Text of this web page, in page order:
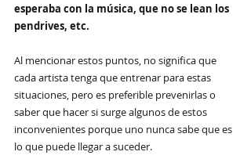
esperaba con la música, que no se lean los
pendrives, etc.
Al mencionar estos puntos, no significa que
cada artista tenga que entrenar para estas
situaciones, pero es preferible prevenirlas o
saber que hacer si surge algunos de estos
inconvenientes porque uno nunca sabe que es
lo que puede llegar a suceder.